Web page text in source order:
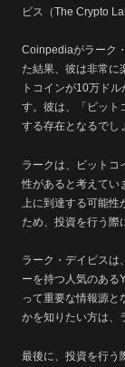
ビス（The Crypto
Coinpediaがラーク
た結果、彼は非常に
トコインが10万ド
す。彼は、「ビット
する存在となるでし
ラークは、ビットコ
性があると考えてい
上に到達する可能
ため、投資を行う際
ラーク・デイビスは
ーを持つ人気のある
って重要な情報源と
かを知りたい方は、
最後に、投資を行う